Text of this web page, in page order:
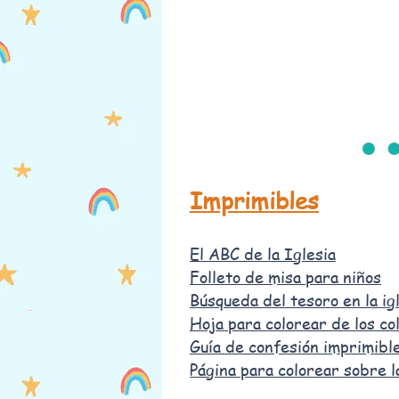
Imprimibles
El ABC de la Iglesia
Folleto de misa para niños
Búsqueda del tesoro en la
Hoja para colorear de los
Guía de confesión
Página para colorear sobre